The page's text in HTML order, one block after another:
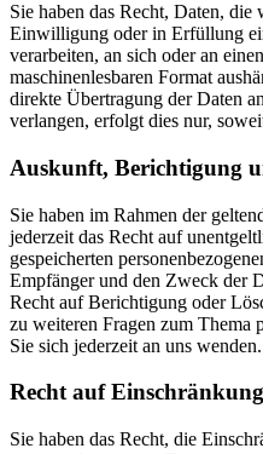
Sie haben das Recht, Daten,
Einwilligung oder in Erfüllung
verarbeiten, an sich oder an
maschinenlesbaren Format
direkte Übertragung der Daten
verlangen, erfolgt dies nur,
Auskunft, Berichtigung
Sie haben im Rahmen der
jederzeit das Recht auf
gespeicherten
Empfänger und den Zweck der
Recht auf Berichtigung oder
zu weiteren Fragen zum Thema
Sie sich jederzeit an uns wenden.
Recht auf
Sie haben das Recht, die